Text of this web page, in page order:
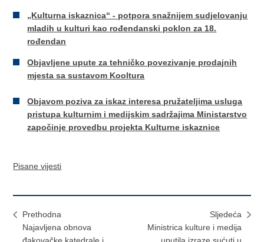
​„Kulturna iskaznica“ - potpora snažnijem sudjelovanju
mladih u kulturi kao rođendanski poklon za 18.
rođendan
Objavljene upute za tehničko povezivanje prodajnih
mjesta sa sustavom Kooltura
Objavom poziva za iskaz interesa pružateljima usluga
pristupa kulturnim i medijskim sadržajima Ministarstvo
započinje provedbu projekta Kulturne iskaznice
Pisane vijesti
Prethodna
Najavljena obnova
Sljedeća
​Ministrica kulture i medija